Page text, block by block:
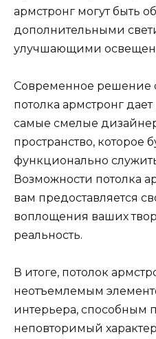
армстронг могут быть
дополнительными
улучшающими
Современное решение
потолка армстронг
самые смелые
пространство, которое
функционально
Возможности потолка
вам предоставляется
воплощения ваших
реальность.
В итоге, потолок
неотъемлемым
интерьера, способным
неповторимый